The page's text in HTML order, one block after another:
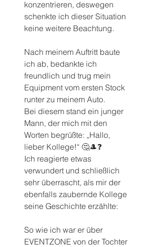
konzentrieren, deswegen
schenkte ich dieser Situation
keine weitere Beachtung.
Nach meinem Auftritt baute
ich ab, bedankte ich
freundlich und trug mein
Equipment vom ersten Stock
runter zu meinem Auto.
Bei diesem stand ein junger
Mann, der mich mit den
Worten begrüßte: „Hallo,
lieber Kollege!“ 🤔🎩❓
Ich reagierte etwas
verwundert und schließlich
sehr überrascht, als mir der
ebenfalls zaubernde Kollege
seine Geschichte erzählte:
So wie ich war er über
EVENTZONE von der Tochter